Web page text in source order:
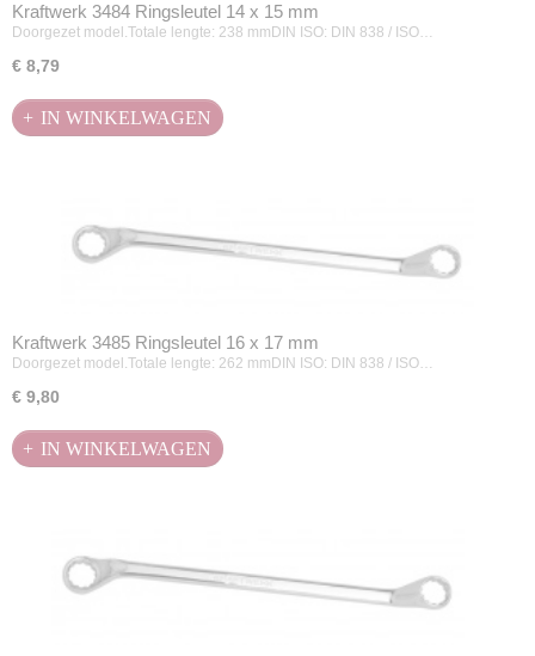
Kraftwerk 3484 Ringsleutel 14 x 15 mm
Doorgezet model.Totale lengte: 238 mmDIN ISO: DIN 838 / ISO…
€ 8,79
IN WINKELWAGEN
Kraftwerk 3485 Ringsleutel 16 x 17 mm
Doorgezet model.Totale lengte: 262 mmDIN ISO: DIN 838 / ISO…
€ 9,80
IN WINKELWAGEN